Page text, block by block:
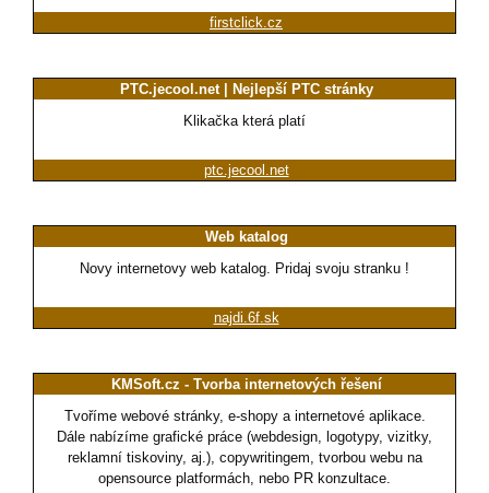
firstclick.cz
PTC.jecool.net | Nejlepší PTC stránky
Klikačka která platí
ptc.jecool.net
Web katalog
Novy internetovy web katalog. Pridaj svoju stranku !
najdi.6f.sk
KMSoft.cz - Tvorba internetových řešení
Tvoříme webové stránky, e-shopy a internetové aplikace.
Dále nabízíme grafické práce (webdesign, logotypy, vizitky,
reklamní tiskoviny, aj.), copywritingem, tvorbou webu na
opensource platformách, nebo PR konzultace.